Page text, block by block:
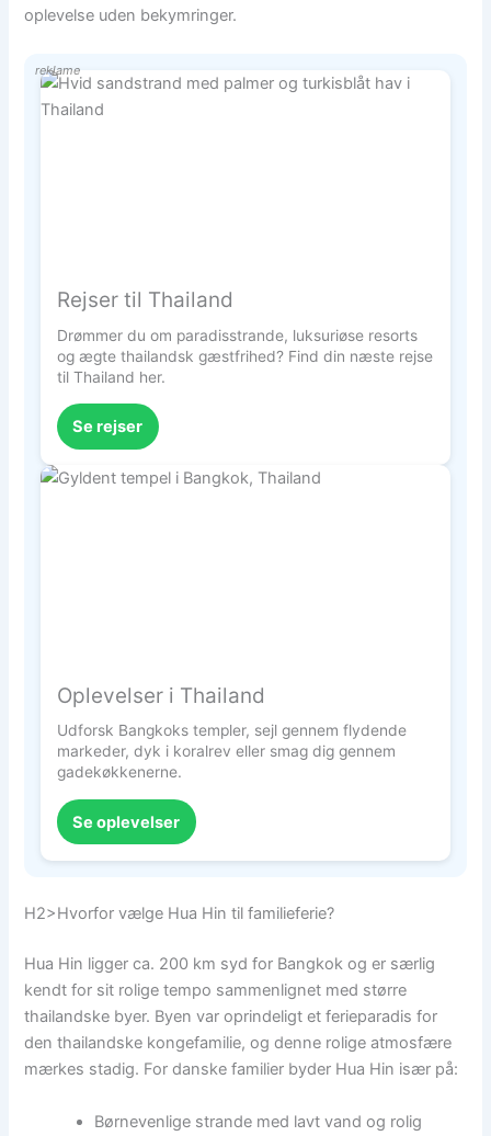
oplevelse uden bekymringer.
reklame
Rejser til Thailand
Drømmer du om paradisstrande, luksuriøse resorts
og ægte thailandsk gæstfrihed? Find din næste rejse
til Thailand her.
Se rejser
Oplevelser i Thailand
Udforsk Bangkoks templer, sejl gennem flydende
markeder, dyk i koralrev eller smag dig gennem
gadekøkkenerne.
Se oplevelser
H2>Hvorfor vælge Hua Hin til familieferie?
Hua Hin ligger ca. 200 km syd for Bangkok og er særlig
kendt for sit rolige tempo sammenlignet med større
thailandske byer. Byen var oprindeligt et ferieparadis for
den thailandske kongefamilie, og denne rolige atmosfære
mærkes stadig. For danske familier byder Hua Hin især på:
Børnevenlige strande med lavt vand og rolig